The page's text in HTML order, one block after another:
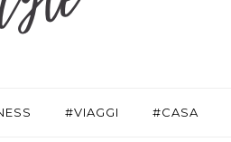
#VIAGGI #CASA